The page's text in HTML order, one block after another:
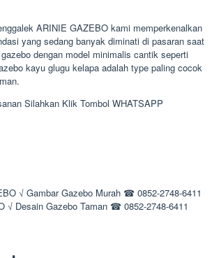
ARINIE GAZEBO kami memperkenalkan
yang sedang banyak diminati di pasaran saat
dengan model minimalis cantik seperti
kayu glugu kelapa adalah type paling cocok
Silahkan Klik Tombol WHATSAPP
√ Desain Gazebo Taman ☎ 0852-2748-6411